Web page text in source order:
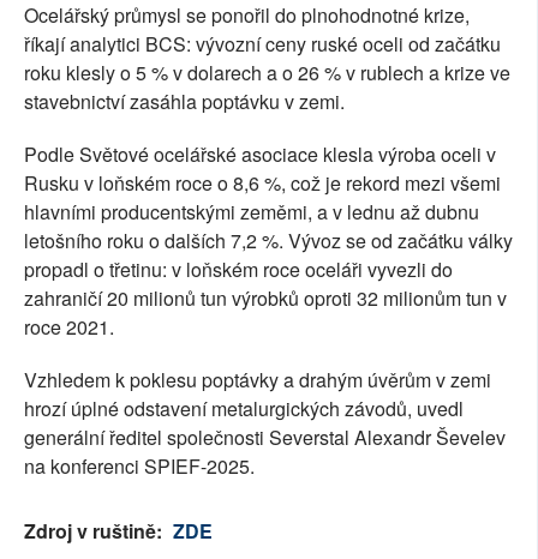
Ocelářský průmysl se ponořil do plnohodnotné krize,
říkají analytici BCS: vývozní ceny ruské oceli od začátku
roku klesly o 5 % v dolarech a o 26 % v rublech a krize ve
stavebnictví zasáhla poptávku v zemi.
Podle Světové ocelářské asociace klesla výroba oceli v
Rusku v loňském roce o 8,6 %, což je rekord mezi všemi
hlavními producentskými zeměmi, a v lednu až dubnu
letošního roku o dalších 7,2 %. Vývoz se od začátku války
propadl o třetinu: v loňském roce oceláři vyvezli do
zahraničí 20 milionů tun výrobků oproti 32 milionům tun v
roce 2021.
Vzhledem k poklesu poptávky a drahým úvěrům v zemi
hrozí úplné odstavení metalurgických závodů, uvedl
generální ředitel společnosti Severstal Alexandr Ševelev
na konferenci SPIEF-2025.
Zdroj v ruštině: ZDE